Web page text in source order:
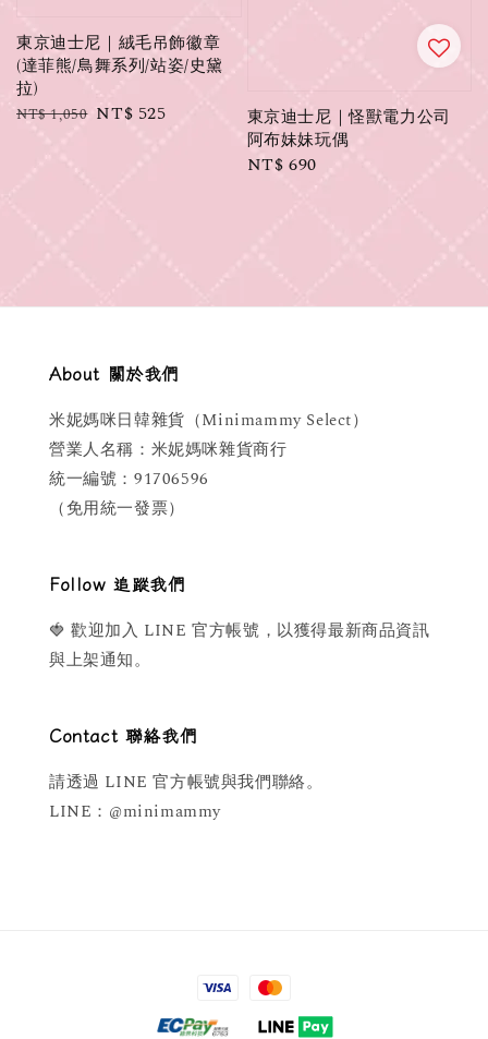
東京迪士尼｜絨毛吊飾徽章
(達菲熊/鳥舞系列/站姿/史黛
拉)
Regular
NT$ 1,050 Sale
NT$ 525
東京迪士尼｜怪獸電力公司
阿布妹妹玩偶
Regular
NT$ 690
About 關於我們
米妮媽咪日韓雜貨（Minimammy Select）
營業人名稱：米妮媽咪雜貨商行
統一編號：91706596
（免用統一發票）
Follow 追蹤我們
🍓 歡迎加入 LINE 官方帳號，以獲得最新商品資訊
與上架通知。
Contact 聯絡我們
請透過 LINE 官方帳號與我們聯絡。
LINE：@minimammy